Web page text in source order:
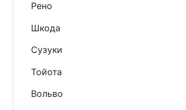
Рено
Шкода
Сузуки
Тойота
Вольво